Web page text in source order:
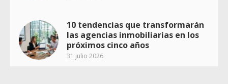
10 tendencias que transformarán
las agencias inmobiliarias en los
próximos cinco años
31 julio 2026